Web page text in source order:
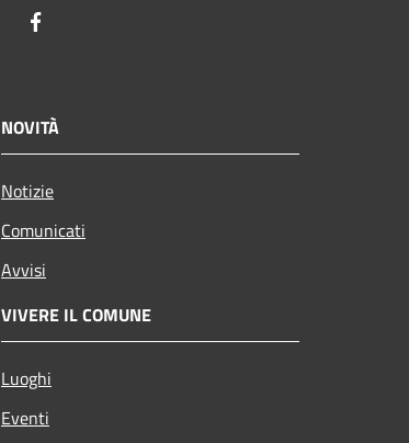
NOVITÀ
Notizie
Comunicati
Avvisi
VIVERE IL COMUNE
Luoghi
Eventi